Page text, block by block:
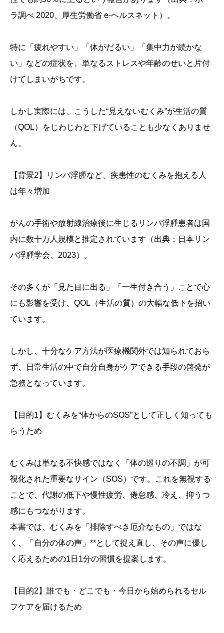
ラ調べ 2020、厚生労働省 e-ヘルスネット）。
特に「疲れやすい」「体がだるい」「集中力が続かな
い」などの症状を、単なるストレスや年齢のせいと片付
けてしまいがちです。
しかし実際には、こうした“見えないむくみ”が生活の質
（QOL）をじわじわと下げていることも少なくありませ
ん。
【背景2】リンパ浮腫など、疾患性のむくみを抱える人
は年々増加
がんの手術や放射線治療後に生じるリンパ浮腫患者は国
内に数十万人規模と推定されています（出典：日本リン
パ浮腫学会、2023）。
その多くが「見た目に出る」「一生付き合う」ことで心
にも影響を受け、QOL（生活の質）の大幅な低下を招い
ています。
しかし、十分なケア方法が医療機関外では知られておら
ず、日常生活の中で自分自身がケアできる手段の啓発が
急務となっています。
【目的1】むくみを“体からのSOS”として正しく知っても
らうため
むくみは単なる不快感ではなく「体の巡りの不調」が可
視化された重要なサイン（SOS）です。これを無視する
ことで、代謝の低下や慢性疲労、倦怠感、冷え、抑うつ
感にもつながります。
本書では、むくみを「排除すべき厄介なもの」ではな
く、「自分の体の声」**として捉え直し、その声に優し
く応えるための1日1分の習慣を提案します。
【目的2】誰でも・どこでも・今日から始められるセル
フケアを届けるため